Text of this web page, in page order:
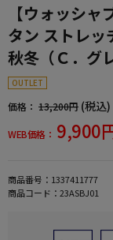
【ウォッシ
タン ストレッ
秋冬（Ｃ．グ
OUTLET
価格： 13,200円 (税込)
WEB価格： 9,900
商品番号： 1337411777
商品コード： 23ASBJ01